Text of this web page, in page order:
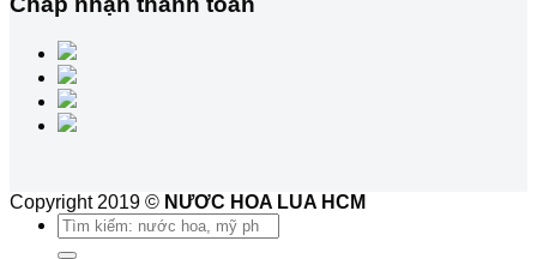
Copyright 2019 © NƯƠC HOA LUA HCM
Tìm
kiếm: